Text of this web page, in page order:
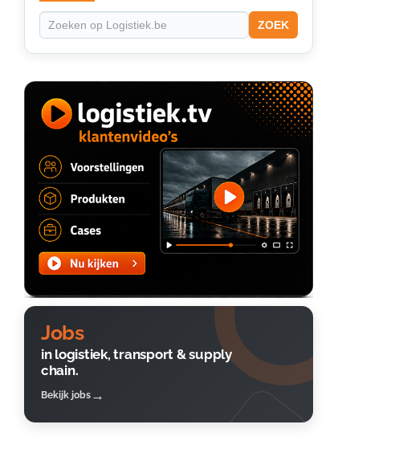
ZOEK
Jobs
in logistiek, transport & supply
chain.
Bekijk jobs